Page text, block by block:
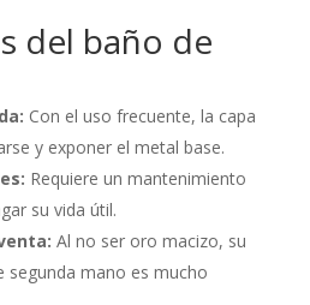
del baño de
Con el uso frecuente, la capa
y exponer el metal base.
Requiere un mantenimiento
su vida útil.
Al no ser oro macizo, su
segunda mano es mucho